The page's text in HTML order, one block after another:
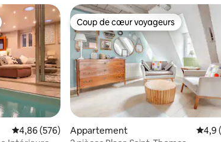
Évaluation moyenne sur la base de 576
4,86 (576)
Coup de cœur voyageurs
Coup de cœur voyageurs
Appartement
4,9